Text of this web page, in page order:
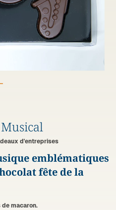
d'entreprises
emblématiques
fête de la
macaron.